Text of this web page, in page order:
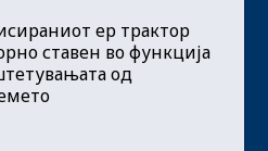
ер трактор
ставен во функција
од